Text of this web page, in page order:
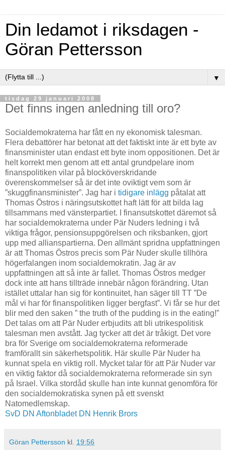
Din ledamot i riksdagen -
Göran Pettersson
▼
tisdag 29 januari 2008
Det finns ingen anledning till oro?
Socialdemokraterna har fått en ny ekonomisk talesman.
Flera debattörer har betonat att det faktiskt inte är ett byte av
finansminister utan endast ett byte inom oppositionen. Det är
helt korrekt men genom att ett antal grundpelare inom
finanspolitiken vilar på blocköverskridande
överenskommelser så är det inte oviktigt vem som är
”skuggfinansminister”. Jag har i tidigare inlägg påtalat att
Thomas Östros i näringsutskottet haft lätt för att bilda lag
tillsammans med vänsterpartiet. I finansutskottet däremot så
har socialdemokraterna under Pär Nuders ledning i två
viktiga frågor, pensionsuppgörelsen och riksbanken, gjort
upp med allianspartierna. Den allmänt spridna uppfattningen
är att Thomas Östros precis som Pär Nuder skulle tillhöra
högerfalangen inom socialdemokratin. Jag är av
uppfattningen att så inte är fallet. Thomas Östros medger
dock inte att hans tillträde innebär någon förändring. Utan
istället uttalar han sig för kontinuitet, han säger till TT ”De
mål vi har för finanspolitiken ligger bergfast”. Vi får se hur det
blir med den saken ” the truth of the pudding is in the eating!”
Det talas om att Pär Nuder erbjudits att bli utrikespolitisk
talesman men avstått. Jag tycker att det är tråkigt. Det vore
bra för Sverige om socialdemokraterna reformerade
framförallt sin säkerhetspolitik. Här skulle Pär Nuder ha
kunnat spela en viktig roll. Mycket talar för att Pär Nuder var
en viktig faktor då socialdemokraterna reformerade sin syn
på Israel. Vilka stordåd skulle han inte kunnat genomföra för
den socialdemokratiska synen på ett svenskt
Natomedlemskap.
SvD DN Aftonbladet DN Henrik Brors
Göran Pettersson kl. 19:56